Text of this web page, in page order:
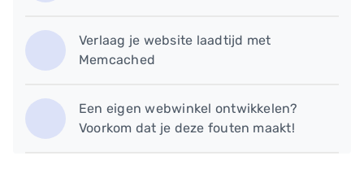
Verlaag je website laadtijd met
Memcached
​Een eigen webwinkel ontwikkelen?
Voorkom dat je deze fouten maakt!